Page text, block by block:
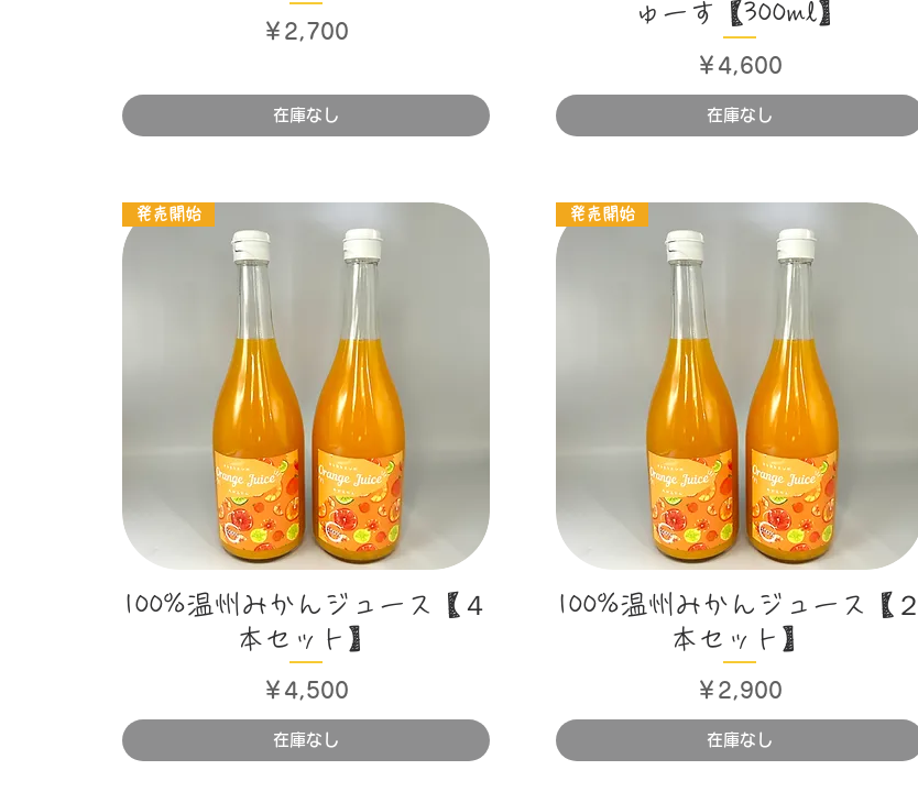
価格
￥2,700
在庫なし
ゅーす【300ml】
価格
￥4,600
在庫なし
クイックビュー
発売開始
100%温州みかんジュース【４
本セット】
価格
￥4,500
在庫なし
クイックビュー
発売開始
100%温州みかんジュース【２
本セット】
価格
￥2,900
在庫なし